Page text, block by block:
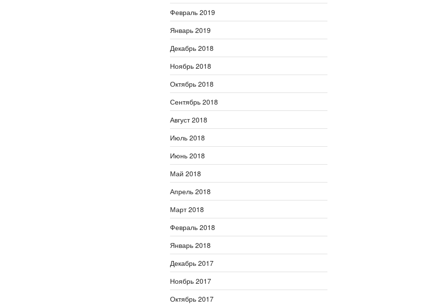
Февраль 2019
Январь 2019
Декабрь 2018
Ноябрь 2018
Октябрь 2018
Сентябрь 2018
Август 2018
Июль 2018
Июнь 2018
Май 2018
Апрель 2018
Март 2018
Февраль 2018
Январь 2018
Декабрь 2017
Ноябрь 2017
Октябрь 2017